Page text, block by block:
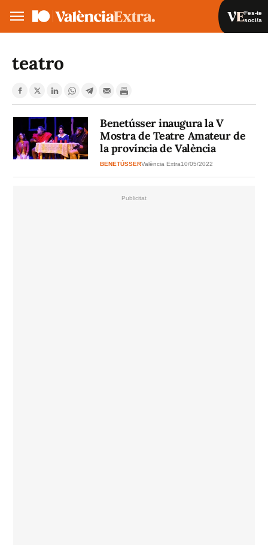
Fes-te
soci/a
VA
teatro
Benetússer inaugura la V
Mostra de Teatre Amateur de
la província de València
BENETÚSSERValència Extra10/05/2022